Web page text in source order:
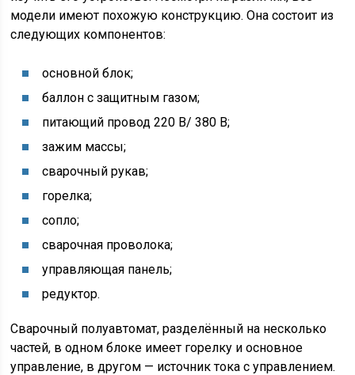
модели имеют похожую конструкцию. Она состоит из
следующих компонентов:
основной блок;
баллон с защитным газом;
питающий провод 220 В/ 380 В;
зажим массы;
сварочный рукав;
горелка;
сопло;
сварочная проволока;
управляющая панель;
редуктор.
Сварочный полуавтомат, разделённый на несколько
частей, в одном блоке имеет горелку и основное
управление, в другом — источник тока с управлением.